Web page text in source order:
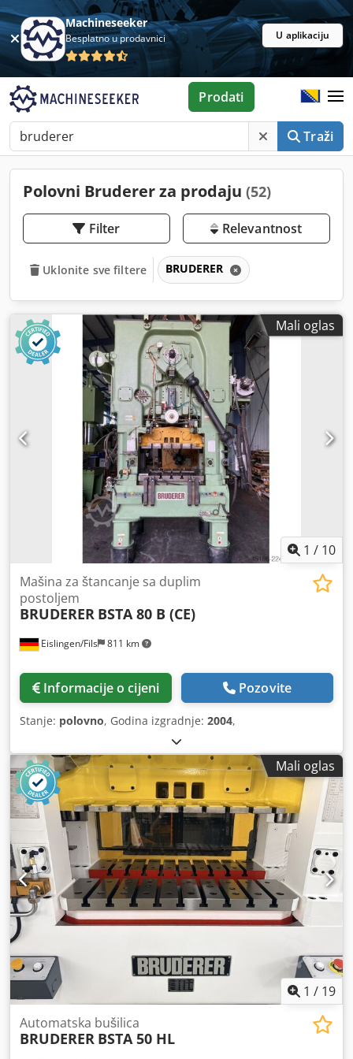
Machineseeker
Besplatno u prodavnici U aplikaciju
Traži
Prodati
Polovni Bruderer za prodaju (52)
Filter Relevantnost
Uklonite sve filtere BRUDERER
Mali oglas
1 / 10
Eislingen/Fils 811 km
Mašina za štancanje sa duplim
postoljem
BRUDERER BSTA 80 B (CE)
Informacije o cijeni Pozovite
Stanje: polovno, Godina izgradnje: 2004,
Mali oglas
1 / 19
Automatska bušilica
BRUDERER BSTA 50 HL